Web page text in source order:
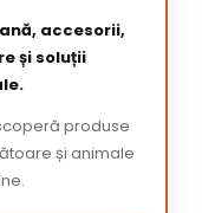
accesorii,
și soluții
produse
și animale